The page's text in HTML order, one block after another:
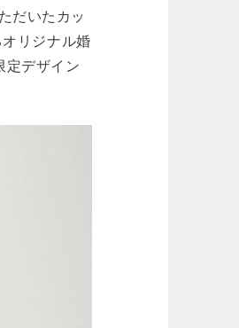
だいたカッ
リジナル婚
定デザイン